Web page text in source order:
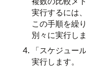
実行するには
この手順を繰
別々に実行しま
「スケジュー
実行します。